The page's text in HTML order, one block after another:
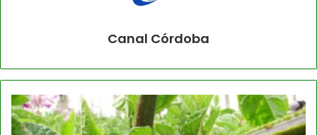
Canal Córdoba